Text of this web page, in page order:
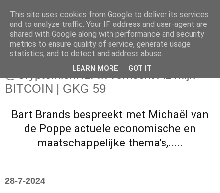
zondag 28 juli 2024
‪@CryptoMichNL‬: Ik verkocht AL mijn
BITCOIN | GKG 59
Bart Brands bespreekt met Michaël van
de Poppe actuele economische en
maatschappelijke thema's,.....
28-7-2024
This site uses cookies from Google to deliver its services
and to analyze traffic. Your IP address and user-agent are
shared with Google along with performance and security
metrics to ensure quality of service, generate usage
statistics, and to detect and address abuse.
LEARN MORE GOT IT